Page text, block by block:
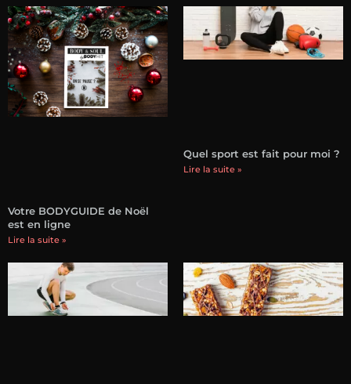
Votre BODYGUIDE de Noël
est en ligne
Lire la suite »
Quel sport est fait pour moi ?
Lire la suite »